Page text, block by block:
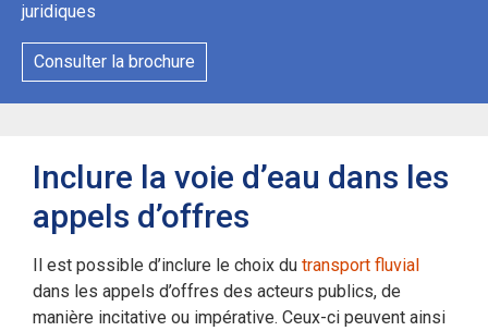
juridiques
Consulter la brochure
Inclure la voie d’eau dans les
appels d’offres
Il est possible d’inclure le choix du transport fluvial
dans les appels d’offres des acteurs publics, de
manière incitative ou impérative. Ceux-ci peuvent ainsi